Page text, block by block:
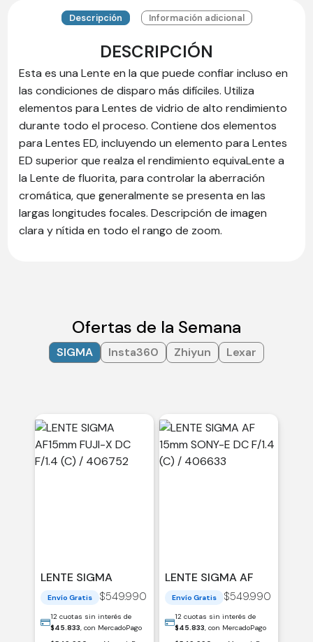
Descripción Información adicional
DESCRIPCIÓN
Esta es una Lente en la que puede confiar incluso en
las condiciones de disparo más difíciles. Utiliza
elementos para Lentes de vidrio de alto rendimiento
durante todo el proceso. Contiene dos elementos
para Lentes ED, incluyendo un elemento para Lentes
ED superior que realza el rendimiento equivaLente a
la Lente de fluorita, para controlar la aberración
cromática, que generalmente se presenta en las
largas longitudes focales. Descripción de imagen
clara y nítida en todo el rango de zoom.
Ofertas de la Semana
SIGMA Insta360 Zhiyun Lexar
LENTE SIGMA
AF15MM FUJI-X DC
F/1.4 (C) / 406752
$549.990
Envío Gratis
12 cuotas sin interés de
$45.833, con MercadoPago
LENTE SIGMA AF
15MM SONY-E DC
F/1.4 (C) / 406633
$549.990
Envío Gratis
12 cuotas sin interés de
$45.833, con MercadoPago